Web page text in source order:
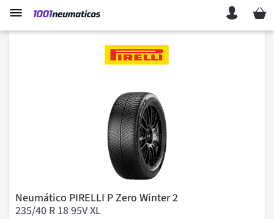
Mi
Neumático PIRELLI P Zero Winter 2
235/40 R 18 95V XL